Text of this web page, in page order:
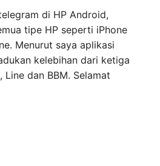
di HP Android,
tipe HP seperti iPhone
Menurut saya aplikasi
kelebihan dari ketiga
dan BBM. Selamat